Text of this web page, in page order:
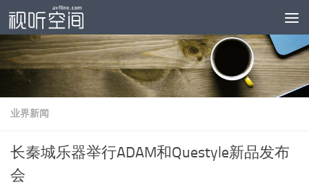
跳至内容
业界新闻
长秦城乐器举行ADAM和Questyle新品发布
会